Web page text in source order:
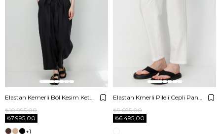
₺7.995,00
₺10.995,00
+1
₺6.495,00
₺9.695,00